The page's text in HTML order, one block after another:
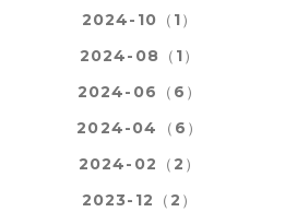
2024-10（1）
2024-08（1）
2024-06（6）
2024-04（6）
2024-02（2）
2023-12（2）